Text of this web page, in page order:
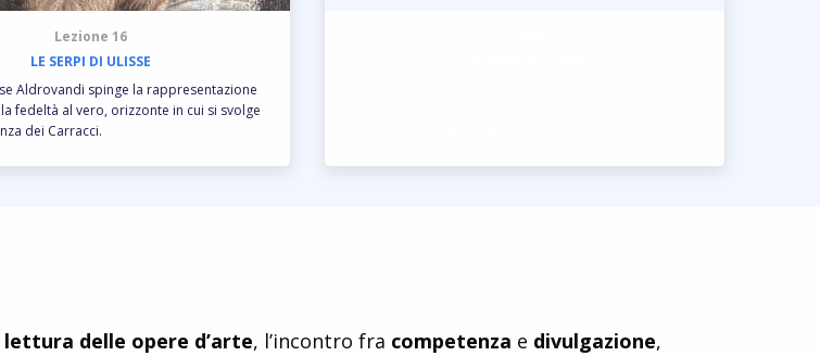
Lezione 16
LE SERPI DI ULISSE
Aldrovandi spinge la rappresentazione
fedeltà al vero, orizzonte in cui si svolge
dei Carracci.
lettura delle opere d’arte, l’incontro fra competenza e divulgazione,